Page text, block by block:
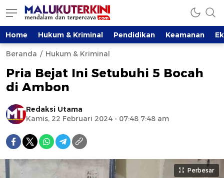
Home Hukum & Kriminal Pendidikan Keamanan
Beranda Hukum & Kriminal
Pria Bejat Ini Setubuhi 5 Bocah
di Ambon
Redaksi Utama
Kamis, 22 Februari 2024 - 07:48 7:48 am
Perbesar